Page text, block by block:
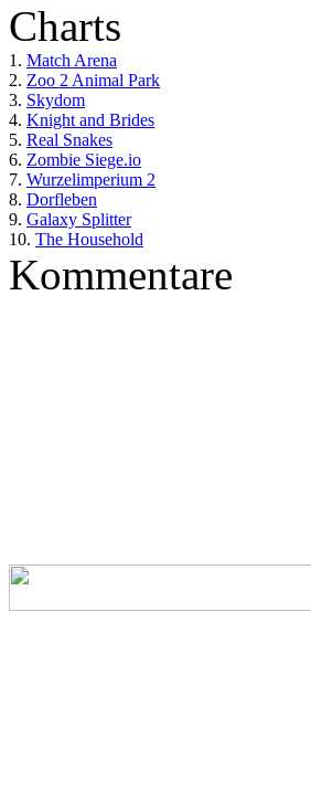
Charts
1. Match Arena
2. Zoo 2 Animal Park
3. Skydom
4. Knight and Brides
5. Real Snakes
6. Zombie Siege.io
7. Wurzelimperium 2
8. Dorfleben
9. Galaxy Splitter
10. The Household
Kommentare